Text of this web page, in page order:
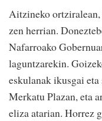
Aitzineko
zen herrian.
Nafarroako
laguntzarekin.
eskulanak ikusgai
Merkatu Plazan, eta
eliza atarian. Horrez